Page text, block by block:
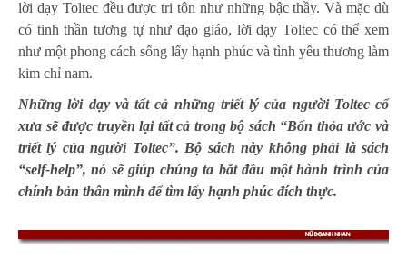
lời dạy Toltec đều được tri tôn như những bậc thầy. Và mặc dù
có tinh thần tương tự như đạo giáo, lời dạy Toltec có thể xem
như một phong cách sống lấy hạnh phúc và tình yêu thương làm
kim chỉ nam.
Những lời dạy và tất cả những triết lý của người Toltec cổ
xưa sẽ được truyền lại tất cả trong bộ sách “Bốn thỏa ước và
triết lý của người Toltec”. Bộ sách này không phải là sách
“self-help”, nó sẽ giúp chúng ta bắt đầu một hành trình của
chính bản thân mình để tìm lấy hạnh phúc đích thực.